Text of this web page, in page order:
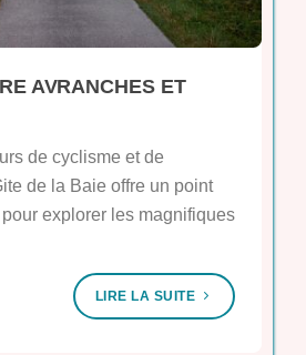
AVRANCHES ET
de cyclisme et de
de la Baie offre un point
explorer les magnifiques
LIRE LA SUITE